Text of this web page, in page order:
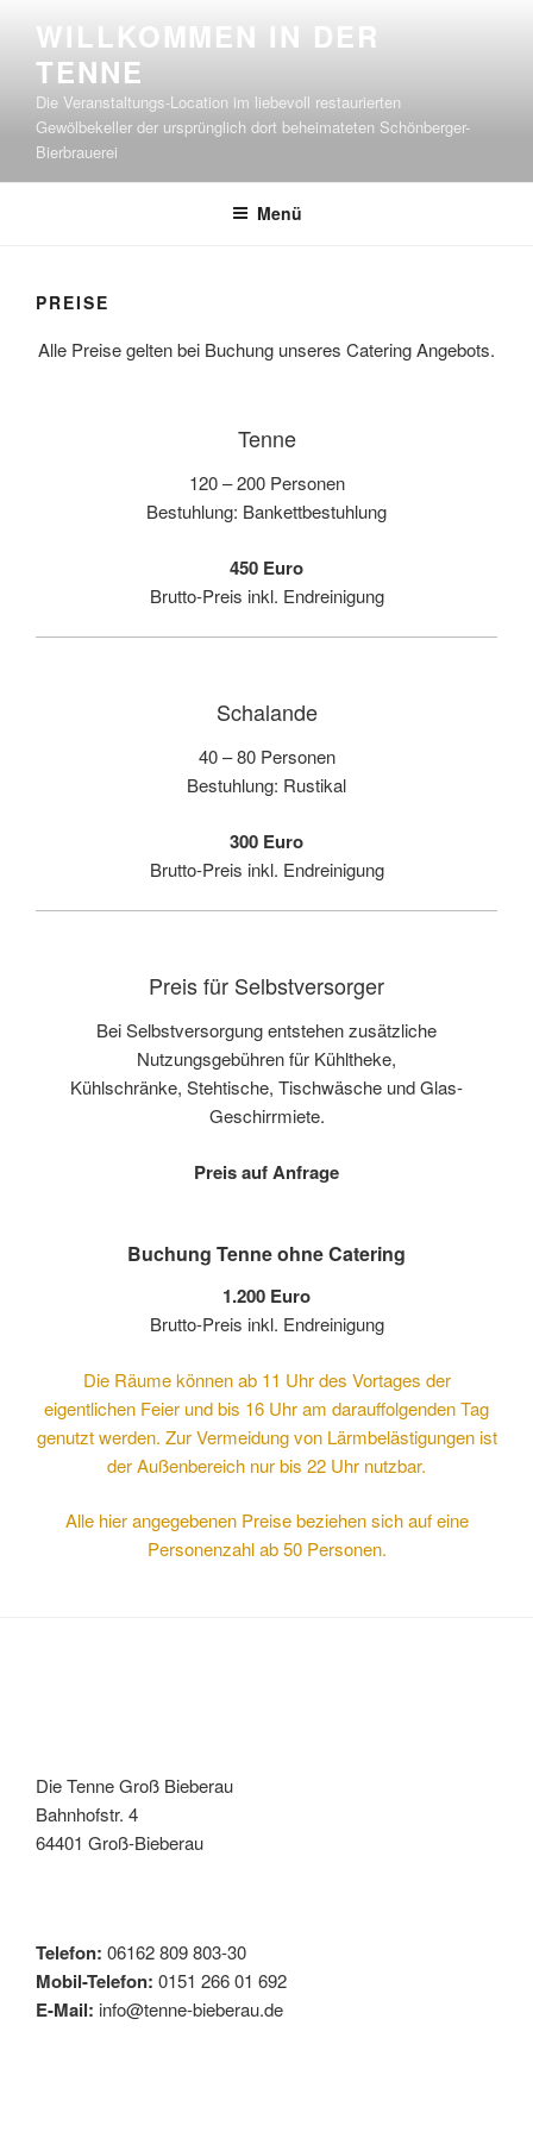
Inhalt
springen
WILLKOMMEN IN DER
TENNE
Die Veranstaltungs-Location im liebevoll restaurierten
Gewölbekeller der ursprünglich dort beheimateten Schönberger-
Bierbrauerei
Menü
PREISE
Alle Preise gelten bei Buchung unseres Catering Angebots.
Tenne
120 – 200 Personen
Bestuhlung: Bankettbestuhlung
450 Euro
Brutto-Preis inkl. Endreinigung
Schalande
40 – 80 Personen
Bestuhlung: Rustikal
300 Euro
Brutto-Preis inkl. Endreinigung
Preis für Selbstversorger
Bei Selbstversorgung entstehen zusätzliche
Nutzungsgebühren für Kühltheke,
Kühlschränke, Stehtische, Tischwäsche und Glas-
Geschirrmiete.
Preis auf Anfrage
Buchung Tenne ohne Catering
1.200 Euro
Brutto-Preis inkl. Endreinigung
Die Räume können ab 11 Uhr des Vortages der
eigentlichen Feier und bis 16 Uhr am darauffolgenden Tag
genutzt werden. Zur Vermeidung von Lärmbelästigungen ist
der Außenbereich nur bis 22 Uhr nutzbar.
Alle hier angegebenen Preise beziehen sich auf eine
Personenzahl ab 50 Personen.
Die Tenne Groß Bieberau
Bahnhofstr. 4
64401 Groß-Bieberau
Telefon: 06162 809 803-30
Mobil-Telefon: 0151 266 01 692
E-Mail: info@tenne-bieberau.de